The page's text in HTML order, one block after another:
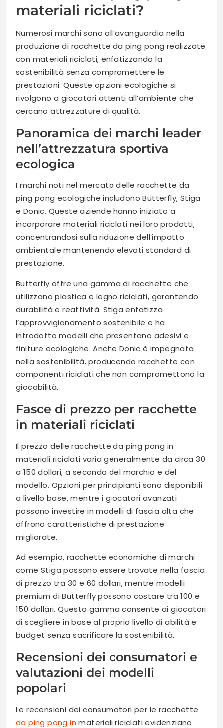
materiali riciclati?
Numerosi marchi sono all’avanguardia nella
produzione di racchette da ping pong realizzate
con materiali riciclati, enfatizzando la
sostenibilità senza compromettere le
prestazioni. Queste opzioni ecologiche si
rivolgono a giocatori attenti all’ambiente che
cercano attrezzature di qualità.
Panoramica dei marchi leader
nell’attrezzatura sportiva
ecologica
I marchi noti nel mercato delle racchette da
ping pong ecologiche includono Butterfly, Stiga
e Donic. Queste aziende hanno iniziato a
incorporare materiali riciclati nei loro prodotti,
concentrandosi sulla riduzione dell’impatto
ambientale mantenendo elevati standard di
prestazione.
Butterfly offre una gamma di racchette che
utilizzano plastica e legno riciclati, garantendo
durabilità e reattività. Stiga enfatizza
l’approvvigionamento sostenibile e ha
introdotto modelli che presentano adesivi e
finiture ecologiche. Anche Donic è impegnata
nella sostenibilità, producendo racchette con
componenti riciclati che non compromettono la
giocabilità.
Fasce di prezzo per racchette
in materiali riciclati
Il prezzo delle racchette da ping pong in
materiali riciclati varia generalmente da circa 30
a 150 dollari, a seconda del marchio e del
modello. Opzioni per principianti sono disponibili
a livello base, mentre i giocatori avanzati
possono investire in modelli di fascia alta che
offrono caratteristiche di prestazione
migliorate.
Ad esempio, racchette economiche di marchi
come Stiga possono essere trovate nella fascia
di prezzo tra 30 e 60 dollari, mentre modelli
premium di Butterfly possono costare tra 100 e
150 dollari. Questa gamma consente ai giocatori
di scegliere in base al proprio livello di abilità e
budget senza sacrificare la sostenibilità.
Recensioni dei consumatori e
valutazioni dei modelli
popolari
Le recensioni dei consumatori per le racchette
da ping pong inmateriali riciclati evidenziano